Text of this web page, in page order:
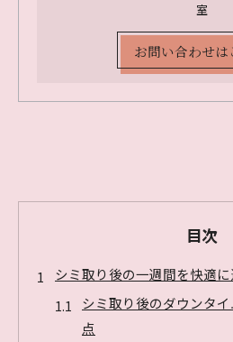
室
お問い合わせは
目次
シミ取り後の一週間を快適
シミ取り後のダウンタ
点